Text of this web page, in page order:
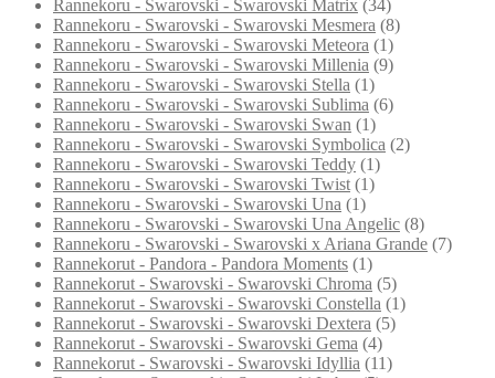
Rannekoru - Swarovski - Swarovski Matrix (34)
Rannekoru - Swarovski - Swarovski Mesmera (8)
Rannekoru - Swarovski - Swarovski Meteora (1)
Rannekoru - Swarovski - Swarovski Millenia (9)
Rannekoru - Swarovski - Swarovski Stella (1)
Rannekoru - Swarovski - Swarovski Sublima (6)
Rannekoru - Swarovski - Swarovski Swan (1)
Rannekoru - Swarovski - Swarovski Symbolica (2)
Rannekoru - Swarovski - Swarovski Teddy (1)
Rannekoru - Swarovski - Swarovski Twist (1)
Rannekoru - Swarovski - Swarovski Una (1)
Rannekoru - Swarovski - Swarovski Una Angelic (8)
Rannekoru - Swarovski - Swarovski x Ariana Grande (7)
Rannekorut - Pandora - Pandora Moments (1)
Rannekorut - Swarovski - Swarovski Chroma (5)
Rannekorut - Swarovski - Swarovski Constella (1)
Rannekorut - Swarovski - Swarovski Dextera (5)
Rannekorut - Swarovski - Swarovski Gema (4)
Rannekorut - Swarovski - Swarovski Idyllia (11)